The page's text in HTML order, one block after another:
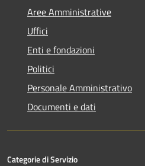
Aree Amministrative
Uffici
Enti e fondazioni
Politici
Personale Amministrativo
Documenti e dati
Categorie di Servizio